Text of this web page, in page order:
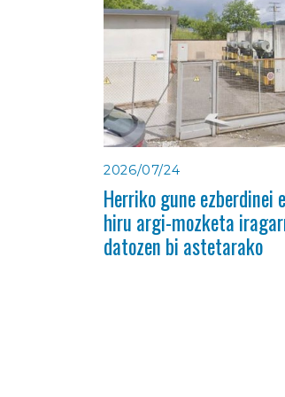
2026/07/24
Herriko gune ezberdinei
hiru argi-mozketa
datozen bi astetarako